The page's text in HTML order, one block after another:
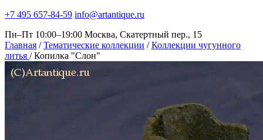
+7 495 657-84-59 info@artantique.ru
Пн–Пт 10:00–19:00 Москва, Скатертный пер., 15
Главная / Тематические коллекции / Коллекции чугунного
литья / Копилка "Слон"